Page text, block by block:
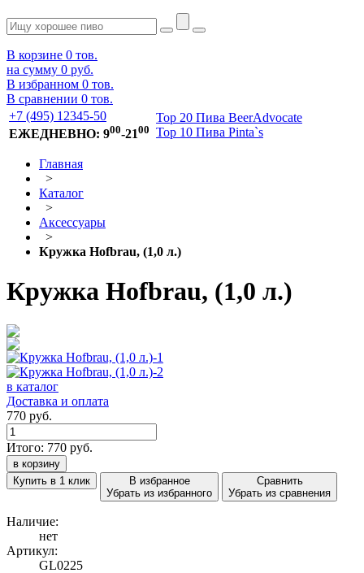
В корзине 0 тов.
на сумму 0 руб.
В избранном 0 тов.
В сравнении 0 тов.
+7 (495) 12345-50
ЕЖЕДНЕВНО: 900-2100
Top 20 Пива BeerAdvocate
Top 10 Пива Pinta`s
Главная
>
Каталог
>
Аксессуары
>
Кружка Hofbrau, (1,0 л.)
Кружка Hofbrau, (1,0 л.)
в каталог
Доставка и оплата
770 руб.
Итого: 770 руб.
в корзину
Купить в 1 клик
В избранное
Убрать из избранного
Сравнить
Убрать из сравнения
Наличие:
нет
Артикул:
GL0225